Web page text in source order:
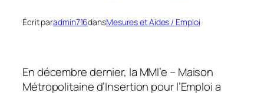
Écrit paradmin716dansMesures et Aides / Emploi
En décembre dernier, la MMI’e – Maison
Métropolitaine d’Insertion pour l’Emploi a